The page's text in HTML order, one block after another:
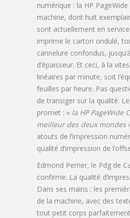
numérique : la HP PageWide
machine, dont huit
sont actuellement en
imprime le carton ondulé,
cannelure confondus,
d’épaisseur. Et ceci, à la
linéaires par minute, soit
feuilles par heure. Pas
de transiger sur la qualité.
promet : « la HP PageWide
meilleur des deux mondes
atouts de l’impression
qualité d’impression de
Edmond Perrier, le Pdg de
confirme. La qualité
Dans ses mains : les
de la machine, avec des
tout petit corps